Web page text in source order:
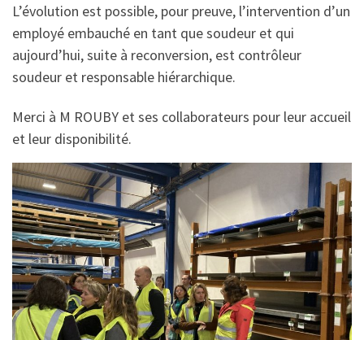
L’évolution est possible, pour preuve, l’intervention d’un
employé embauché en tant que soudeur et qui
aujourd’hui, suite à reconversion, est contrôleur
soudeur et responsable hiérarchique.
Merci à M ROUBY et ses collaborateurs pour leur accueil
et leur disponibilité.